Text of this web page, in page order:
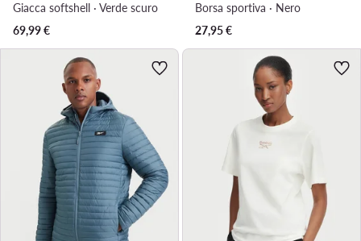
Giacca softshell · Verde scuro
69,99€
Borsa sportiva · Nero
27,95€